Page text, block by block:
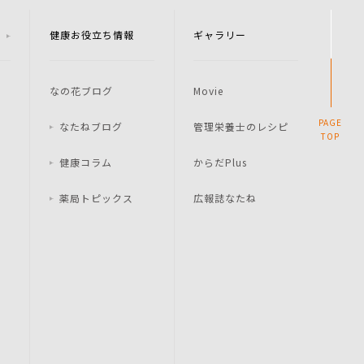
健康お役立ち情報
なの花ブログ
なたねブログ
健康コラム
薬局トピックス
ギャラリー
Movie
管理栄養士のレシピ
からだPlus
広報誌なたね
PAGE
TOP